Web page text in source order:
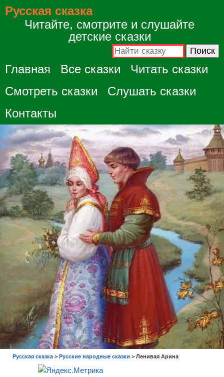
Русская сказка
Читайте, смотрите и слушайте
детские сказки
Главная Все сказки
Читать сказки
Смотреть сказки
Слушать сказки
Контакты
Русская сказка > Русские народные сказки > Ленивая Арина